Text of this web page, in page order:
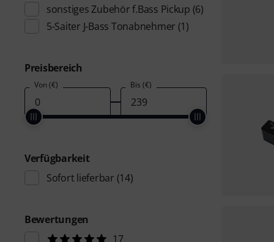
sonstiges Zubehör f.Bass Pickup (6)
5-Saiter J-Bass Tonabnehmer (1)
Preisbereich
Von (€) Bis (€)
Verfügbarkeit
Sofort lieferbar (14)
Bewertungen
17